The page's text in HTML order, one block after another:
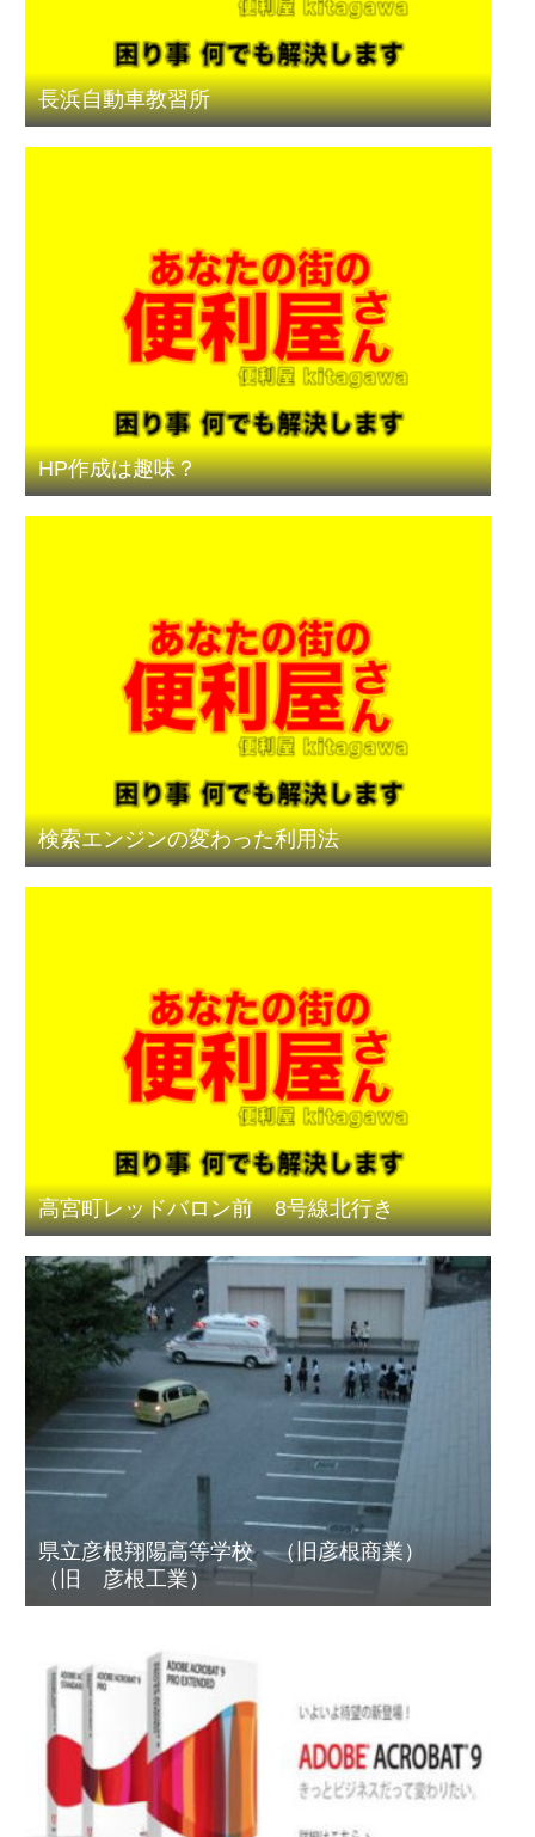
長浜自動車教習所
HP作成は趣味？
検索エンジンの変わった利用法
高宮町レッドバロン前 8号線北行き
県立彦根翔陽高等学校 （旧彦根商業）
（旧 彦根工業）